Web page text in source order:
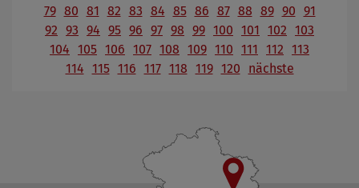
79 80 81 82 83 84 85 86 87 88 89 90 91
92 93 94 95 96 97 98 99 100 101 102 103
104 105 106 107 108 109 110 111 112 113
114 115 116 117 118 119 120 nächste